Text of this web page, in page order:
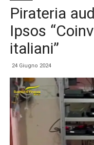
Pirateria
Ipsos
italiani”
24 Giugno 2024